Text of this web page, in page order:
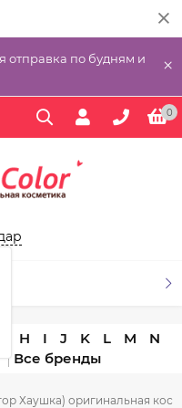
отправка по будням и
×
0
H I J K L M
N
Хаушка) оригинальная